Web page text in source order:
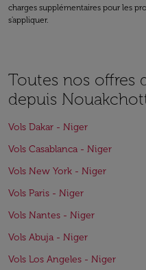
charges supplémentaires pour les
s'appliquer.
Toutes nos offres
depuis
Vols Dakar - Niger
Vols Casablanca - Niger
Vols New York - Niger
Vols Paris - Niger
Vols Nantes - Niger
Vols Abuja - Niger
Vols Los Angeles - Niger